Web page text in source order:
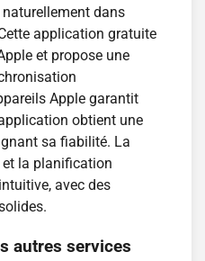
dans
application gratuite
et propose une
Apple garantit
obtient une
sa fiabilité. La
et la planification
avec des
autres services